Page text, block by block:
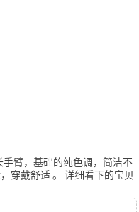
臂，基础的纯色调，简洁不
穿戴舒适。 详细看下的宝贝